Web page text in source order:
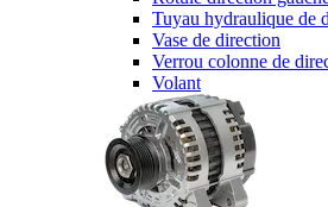
Tuyau hydraulique de
Vase de direction
Verrou colonne de
Volant